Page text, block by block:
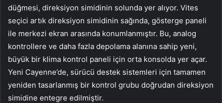
düğmesi, direksiyon simidinin solunda yer alıyor. Vites
seçici artık direksiyon simidinin sağında, gösterge paneli
ile merkezi ekran arasında konumlanmıştır. Bu, analog
kontrollere ve daha fazla depolama alanına sahip yeni,
büyük bir klima kontrol paneli için orta konsolda yer açar.
Yeni Cayenne’de, sürücü destek sistemleri için tamamen
yeniden tasarlanmış bir kontrol grubu doğrudan direksiyon
simidine entegre edilmiştir.